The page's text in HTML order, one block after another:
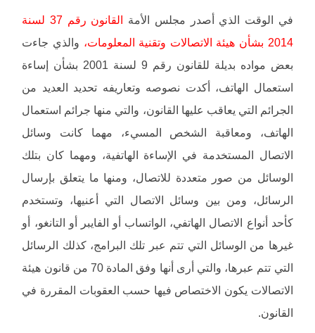
في الوقت الذي أصدر مجلس الأمة
القانون رقم 37 لسنة
2014 بشأن هيئة الاتصالات وتقنية المعلومات،
والذي جاءت
بعض مواده بديلة للقانون رقم 9 لسنة 2001 بشأن إساءة
استعمال الهاتف، أكدت نصوصه وتعاريفه تحديد العديد من
الجرائم التي يعاقب عليها القانون، والتي منها جرائم استعمال
الهاتف، ومعاقبة الشخص المسيء، مهما كانت وسائل
الاتصال المستخدمة في الإساءة الهاتفية، ومهما كان بتلك
الوسائل من صور متعددة للاتصال، ومنها ما يتعلق بإرسال
الرسائل، ومن بين وسائل الاتصال التي أعنيها، وتستخدم
كأحد أنواع الاتصال الهاتفي، الواتساب أو الفايبر أو التانغو، أو
غيرها من الوسائل التي تتم عبر تلك البرامج، كذلك الرسائل
التي تتم عبرها، والتي أرى أنها وفق المادة 70 من قانون هيئة
الاتصالات يكون الاختصاص فيها حسب العقوبات المقررة في
القانون.